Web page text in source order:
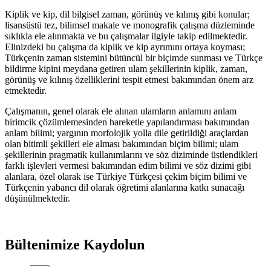
Kiplik ve kip, dil bilgisel zaman, görünüş ve kılınış gibi konular;
lisansüstü tez, bilimsel makale ve monografik çalışma düzleminde
sıklıkla ele alınmakta ve bu çalışmalar ilgiyle takip edilmektedir.
Elinizdeki bu çalışma da kiplik ve kip ayrımını ortaya koyması;
Türkçenin zaman sistemini bütüncül bir biçimde sunması ve Türkçe
bildirme kipini meydana getiren ulam şekillerinin kiplik, zaman,
görünüş ve kılınış özelliklerini tespit etmesi bakımından önem arz
etmektedir.
Çalışmanın, genel olarak ele alınan ulamların anlamını anlam
birimcik çözümlemesinden hareketle yapılandırması bakımından
anlam bilimi; yargının morfolojik yolla dile getirildiği araçlardan
olan bitimli şekilleri ele alması bakımından biçim bilimi; ulam
şekillerinin pragmatik kullanımlarını ve söz diziminde üstlendikleri
farklı işlevleri vermesi bakımından edim bilimi ve söz dizimi gibi
alanlara, özel olarak ise Türkiye Türkçesi çekim biçim bilimi ve
Türkçenin yabancı dil olarak öğretimi alanlarına katkı sunacağı
düşünülmektedir.
Bültenimize Kaydolun